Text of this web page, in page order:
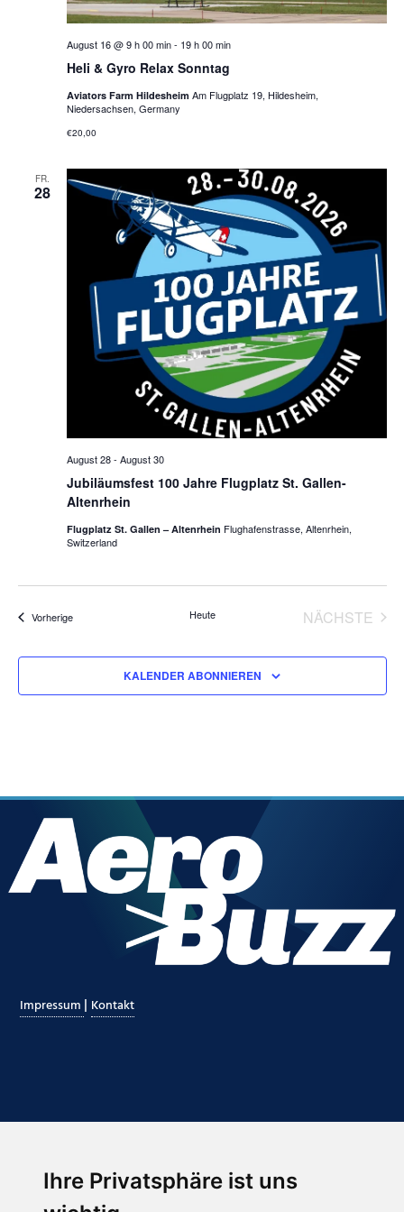
Ihre Privatsphäre ist uns
Heli & Gyro Relax Sonntag
August 16 @ 9 h 00 min- 19 h 00 min
Aviators Farm Hildesheim Am Flugplatz 19, Hildesheim,
Niedersachsen, Germany
€20,00
FR.
28
Jubiläumsfest 100 Jahre Flugplatz St. Gallen-
Altenrhein
August 28- August 30
Flugplatz St. Gallen – Altenrhein Flughafenstrasse, Altenrhein,
Switzerland
VorherigeVeranstaltungen Heute
NÄCHSTE
KALENDER ABONNIEREN
Impressum | Kontakt
Abonnieren Sie unseren Newsletter